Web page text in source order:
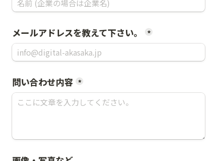
メールアドレスを教えて下さい。 *
問い合わせ内容 *